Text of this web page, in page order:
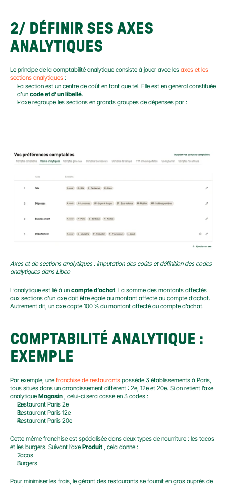
2/ DÉFINIR SES AXES
ANALYTIQUES
Le principe de la comptabilité analytique consiste à jouer avec les axes et les
sections analytiques :
La section est un centre de coût en tant que tel. Elle est en général constituée
d’un code et d’un libellé.
L’axe regroupe les sections en grands groupes de dépenses par :
Axes et de sections analytiques : imputation des coûts et définition des codes
analytiques dans Libeo
L’analytique est lié à un compte d’achat. La somme des montants affectés
aux sections d’un axe doit être égale au montant affecté au compte d’achat.
Autrement dit, un axe capte 100 % du montant affecté au compte d’achat.
COMPTABILITÉ ANALYTIQUE :
EXEMPLE
Par exemple, une franchise de restaurants possède 3 établissements à Paris,
tous situés dans un arrondissement différent : 2e, 12e et 20e. Si on retient l’axe
analytique Magasin , celui-ci sera cassé en 3 codes :
Restaurant Paris 2e
Restaurant Paris 12e
Restaurant Paris 20e
Cette même franchise est spécialisée dans deux types de nourriture : les tacos
et les burgers. Suivant l’axe Produit , cela donne :
Tacos
Burgers
Pour minimiser les frais, le gérant des restaurants se fournit en gros auprès de